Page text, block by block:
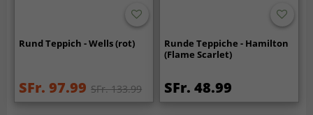
Rund Teppich - Wells (rot)
SFr. 97.99 SFr. 133.99
Runde Teppiche - Hamilton
(Flame Scarlet)
SFr. 48.99